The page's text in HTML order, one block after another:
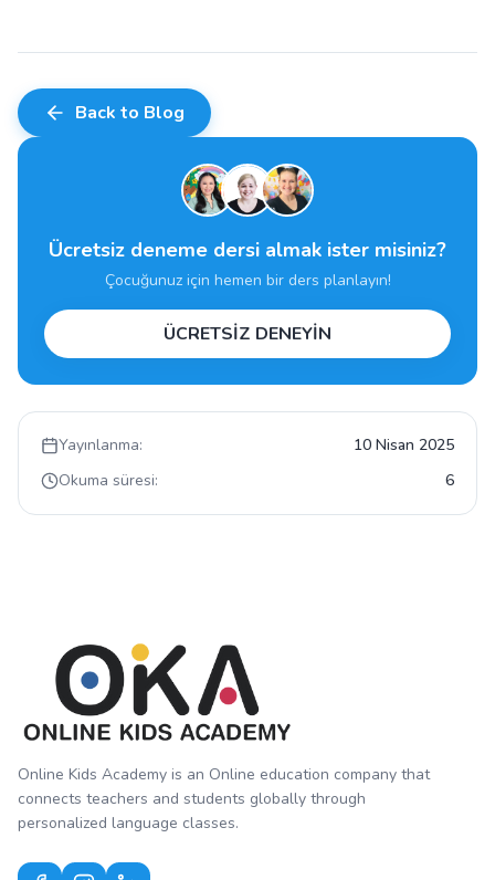
Back to Blog
Ücretsiz deneme dersi almak ister misiniz?
Çocuğunuz için hemen bir ders planlayın!
ÜCRETSİZ DENEYİN
Yayınlanma:
10 Nisan 2025
Okuma süresi:
6
Online Kids Academy is an Online education company that
connects teachers and students globally through
personalized language classes.